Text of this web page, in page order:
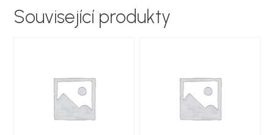
Související produkty